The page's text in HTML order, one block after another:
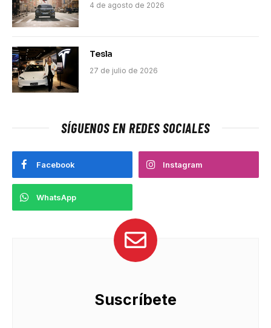
4 de agosto de 2026
Tesla
27 de julio de 2026
SÍGUENOS EN REDES SOCIALES
Facebook Instagram
WhatsApp
Suscríbete